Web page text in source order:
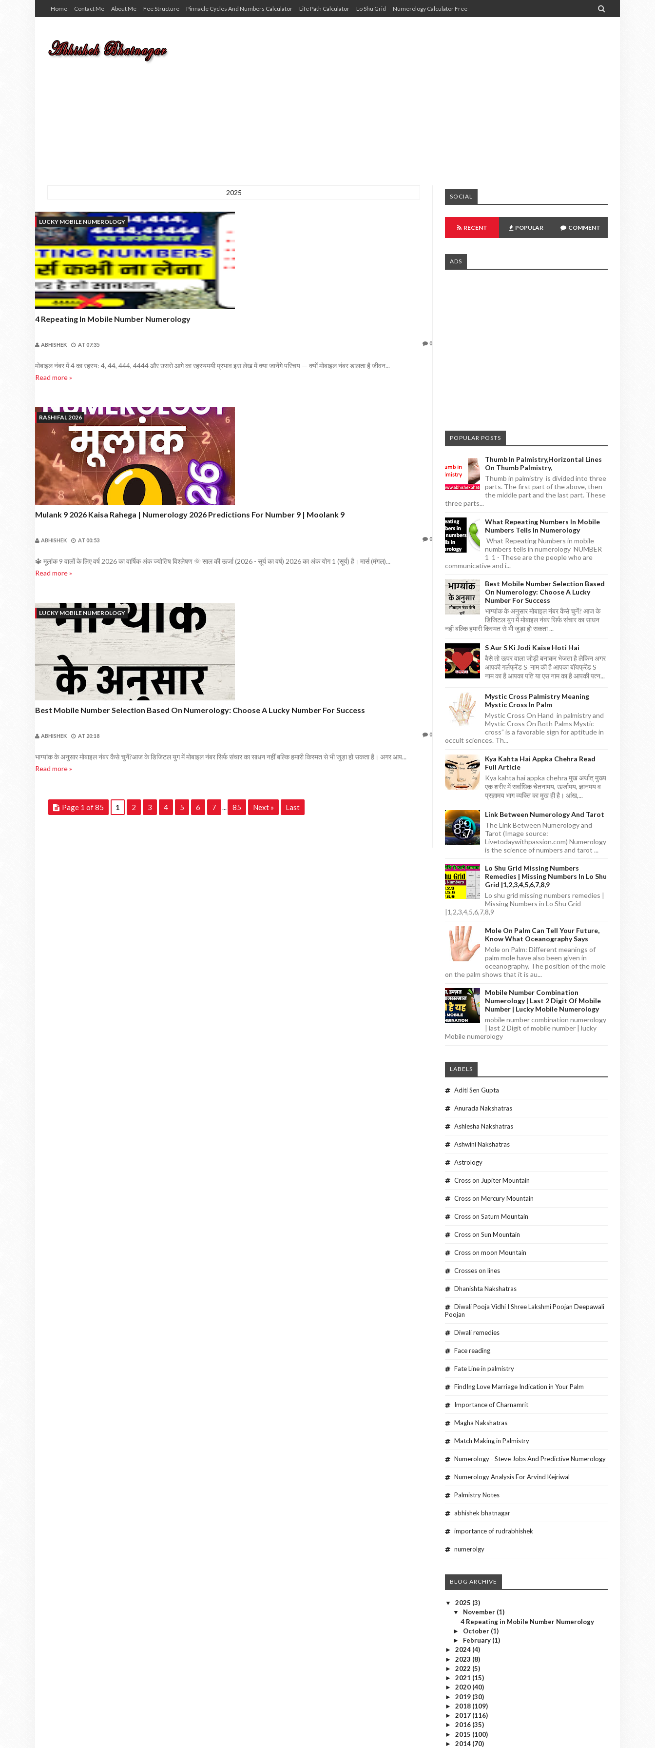
Home Contact Me About Me Fee Structure Pinnacle Cycles And Numbers Calculator Life Path Calculator Lo Shu Grid Numerology Calculator Free 
2025
LUCKY MOBILE NUMEROLOGY
4 Repeating In Mobile Number Numerology
ABHISHEK AT 07:35 0
मोबाइल नंबर में 4 का रहस्य: 4, 44, 444, 4444 और उससे आगे का रहस्यमयी प्रभाव इस लेख में क्या जानेंगे परिचय — क्यों मोबाइल नंबर डालता है जीवन...
Read more »
RASHIFAL 2026
Mulank 9 2026 Kaisa Rahega | Numerology 2026 Predictions For Number 9 | Moolank 9
ABHISHEK AT 00:53 0
🔱 मूलांक 9 वालों के लिए वर्ष 2026 का वार्षिक अंक ज्योतिष विश्लेषण 🌞 साल की ऊर्जा (2026 - सूर्य का वर्ष) 2026 का अंक योग 1 (सूर्य) है। मार्स (मंगल)...
Read more »
LUCKY MOBILE NUMEROLOGY
Best Mobile Number Selection Based On Numerology: Choose A Lucky Number For Success
ABHISHEK AT 20:18 0
भाग्यांक के अनुसार मोबाइल नंबर कैसे चुनें?आज के डिजिटल युग में मोबाइल नंबर सिर्फ संचार का साधन नहीं बल्कि हमारी किस्मत से भी जुड़ा हो सकता है। अगर आप...
Read more »
Page 1 of 85 1 2 3 4 5 6 7 ... 85 Next » Last
SOCIAL
RECENT POPULAR COMMENT
ADS
POPULAR POSTS
Thumb In Palmistry,horizontal Lines
On Thumb Palmistry,
Thumb in palmistry is divided into three
parts. The first part of the above, then
the middle part and the last part. These
three parts...
What Repeating Numbers In Mobile
Numbers Tells In Numerology
What Repeating Numbers in mobile
numbers tells in numerology NUMBER
1 1 - These are the people who are
communicative and i...
Best Mobile Number Selection Based
On Numerology: Choose A Lucky
Number For Success
भाग्यांक के अनुसार मोबाइल नंबर कैसे चुनें? आज के
डिजिटल युग में मोबाइल नंबर सिर्फ संचार का साधन
नहीं बल्कि हमारी किस्मत से भी जुड़ा हो सकता ...
S Aur S Ki Jodi Kaise Hoti Hai
वैसे तो ऊपर वाला जोड़ी बनाकर भेजता है लेकिन अगर
आपकी गर्लफ्रेंड S नाम की है आपका बॉयफ्रेंड S
नाम का है आपका पति या एस नाम का है आपकी पत्न...
Mystic Cross Palmistry Meaning
Mystic Cross In Palm
Mystic Cross On Hand in palmistry and
Mystic Cross On Both Palms Mystic
cross” is a favorable sign for aptitude in
occult sciences. Th...
Kya Kahta Hai Appka Chehra Read
Full Article
Kya kahta hai appka chehra मुख अर्थात् मुख्य
एक शरीर में सर्वाधिक चेतनामय, ऊर्जामय, ज्ञानमय व
प्रज्ञामय भाग व्यक्ति का मुख ही है। आंख,...
Link Between Numerology And Tarot
The Link Between Numerology and
Tarot (Image source:
Livetodaywithpassion.com) Numerology
is the science of numbers and tarot ...
Lo Shu Grid Missing Numbers
Remedies | Missing Numbers In Lo Shu
Grid |1,2,3,4,5,6,7,8,9
Lo shu grid missing numbers remedies |
Missing Numbers in Lo Shu Grid
|1,2,3,4,5,6,7,8,9
Mole On Palm Can Tell Your Future,
Know What Oceanography Says
Mole on Palm: Different meanings of
palm mole have also been given in
oceanography. The position of the mole
on the palm shows that it is au...
Mobile Number Combination
Numerology | Last 2 Digit Of Mobile
Number | Lucky Mobile Numerology
mobile number combination numerology
| last 2 Digit of mobile number | lucky
Mobile numerology
LABELS
Aditi Sen Gupta
Anurada Nakshatras
Ashlesha Nakshatras
Ashwini Nakshatras
Astrology
Cross on Jupiter Mountain
Cross on Mercury Mountain
Cross on Saturn Mountain
Cross on Sun Mountain
Cross on moon Mountain
Crosses on lines
Dhanishta Nakshatras
Diwali Pooja Vidhi I Shree Lakshmi Poojan Deepawali
Poojan
Diwali remedies
Face reading
Fate Line in palmistry
FindIng Love Marriage Indication in Your Palm
Importance of Charnamrit
Magha Nakshatras
Match Making in Palmistry
Numerology - Steve Jobs And Predictive Numerology
Numerology Analysis For Arvind Kejriwal
Palmistry Notes
abhishek bhatnagar
importance of rudrabhishek
numerolgy
BLOG ARCHIVE
▼ 2025 (3)
▼ November (1)
4 Repeating in Mobile Number Numerology
► October (1)
► February (1)
► 2024 (4)
► 2023 (8)
► 2022 (5)
► 2021 (15)
► 2020 (40)
► 2019 (30)
► 2018 (109)
► 2017 (116)
► 2016 (35)
► 2015 (100)
► 2014 (70)